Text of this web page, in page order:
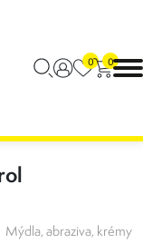
0 0
Mýdla, abraziva, krémy